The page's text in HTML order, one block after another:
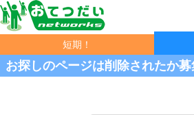
短期！
お探しのページは削除されたか募